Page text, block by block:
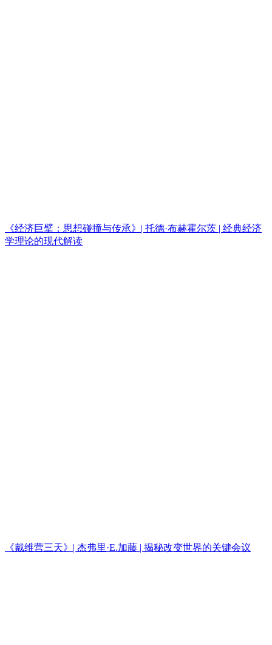
《经济巨擘：思想碰撞与传承》| 托德·布赫霍尔茨 | 经典经济
学理论的现代解读
《戴维营三天》| 杰弗里·E.加藤 | 揭秘改变世界的关键会议